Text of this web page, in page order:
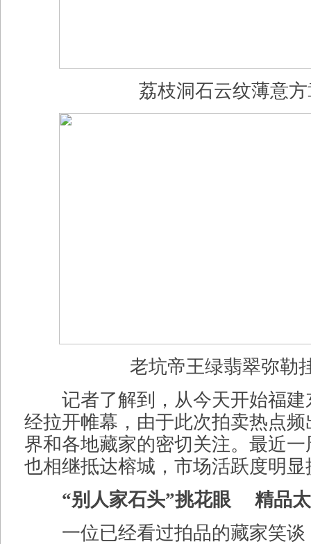
荔枝洞石云纹薄意
老坑帝王绿翡翠弥勒
记者了解到，从今天开始福建
经拉开帷幕，由于此次拍卖热点
界和各地藏家的密切关注。最近
也相继抵达榕城，市场活跃度明显
“别人家石头”挑花眼 精品
一位已经看过拍品的藏家笑谈